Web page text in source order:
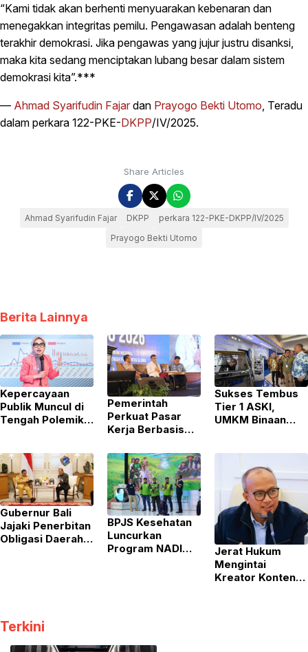
“Kami tidak akan berhenti menyuarakan kebenaran dan
menegakkan integritas pemilu. Pengawasan adalah benteng
terakhir demokrasi. Jika pengawas yang jujur justru disanksi,
maka kita sedang menciptakan lubang besar dalam sistem
demokrasi kita”.***
— Ahmad Syarifudin Fajar dan Prayogo Bekti Utomo , Teradu
dalam perkara 122-PKE-DKPP/IV/2025.
Share Articles
Ahmad Syarifudin Fajar DKPP
perkara 122-PKE-DKPP/IV/2025
Prayogo Bekti Utomo
Berita Lainnya
Kepercayaan
Publik Muncul di
Tengah Polemik
Kepala BGN Baru
Pemerintah
Perkuat Pasar
Kerja Berbasis
Guna Atasi
Kesenjangan
Industri
Sukses Tembus
Tier 1 ASKI,
UMKM Binaan
Gubernur Bali
Jajaki Penerbitan
Obligasi Daerah
BPJS Kesehatan
Luncurkan
Program NADI
Jerat Hukum
Mengintai
Kreator Konten,
Terkini